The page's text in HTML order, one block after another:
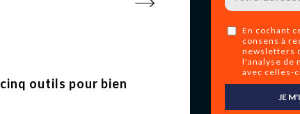
outils pour bien
En cochant
consens à
newsletters
l'analyse de
avec celles-
JE